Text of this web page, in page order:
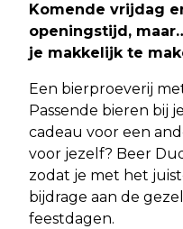
Komende vrijdag
openingstijd,
je makkelijk te
Een bierproeverij
Passende bieren bij
cadeau voor een
voor jezelf? Beer
zodat je met het
bijdrage aan de
feestdagen.